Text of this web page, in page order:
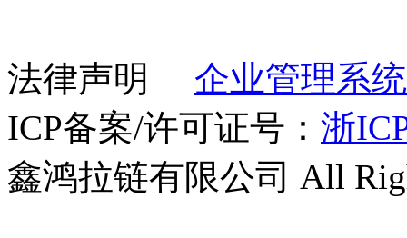
法律声明 企业管理系
ICP备案/许可证号： 浙
鑫鸿拉链有限公司 All